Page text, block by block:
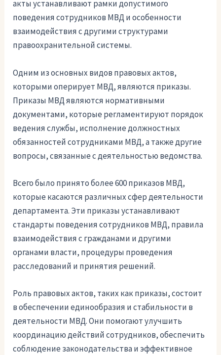
акты устанавливают рамки допустимого
поведения сотрудников МВД и особенности
взаимодействия с другими структурами
правоохранительной системы.
Одним из основных видов правовых актов,
которыми оперирует МВД, являются приказы.
Приказы МВД являются нормативными
документами, которые регламентируют порядок
ведения службы, исполнение должностных
обязанностей сотрудниками МВД, а также другие
вопросы, связанные с деятельностью ведомства.
Всего было принято более 600 приказов МВД,
которые касаются различных сфер деятельности
департамента. Эти приказы устанавливают
стандарты поведения сотрудников МВД, правила
взаимодействия с гражданами и другими
органами власти, процедуры проведения
расследований и принятия решений.
Роль правовых актов, таких как приказы, состоит
в обеспечении единообразия и стабильности в
деятельности МВД. Они помогают улучшить
координацию действий сотрудников, обеспечить
соблюдение законодательства и эффективное